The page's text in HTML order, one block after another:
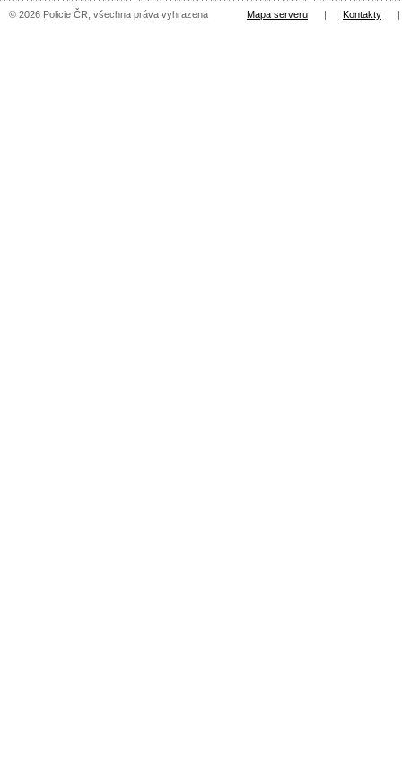
© 2026 Policie ČR, všechna práva vyhrazena Mapa serveru | Kontakty |